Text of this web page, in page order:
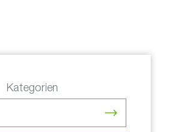
Kategorien